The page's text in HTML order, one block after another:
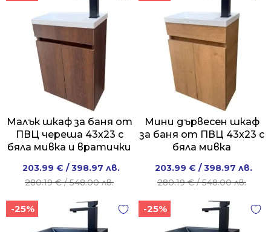
Малък шкаф за баня от
ПВЦ череша 43х23 с
бяла мивка и вратички
280.19€/ 548.00 лв.
Original
price
280.19 €
/
203.99 € / 398.97 лв.
Current
price
203.99 €
/
Мини дървесен шкаф
за баня от ПВЦ 43х23 с
бяла мивка
280.19€/ 548.00 лв.
Original
price
280.19 €
/
203.99 € / 398.97 лв.
Current
price
203.99 €
/
-25% -25%